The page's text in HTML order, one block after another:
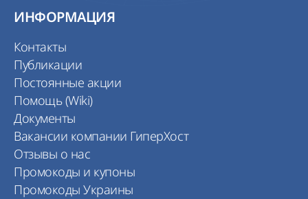
ИНФОРМАЦИЯ
Контакты
Публикации
Постоянные акции
Помощь (Wiki)
Документы
Вакансии компании ГиперХост
Отзывы о нас
Промокоды и купоны
Промокоды Украины